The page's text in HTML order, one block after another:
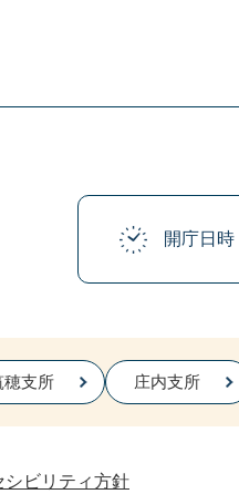
開庁日時
穂支所 庄内支所
シビリティ方針